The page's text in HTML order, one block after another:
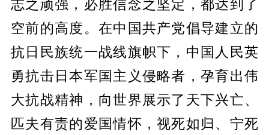
志之顽强，必胜信念之坚定，都达到了
空前的高度。在中国共产党倡导建立的
抗日民族统一战线旗帜下，中国人民英
勇抗击日本军国主义侵略者，孕育出伟
大抗战精神，向世界展示了天下兴亡、
匹夫有责的爱国情怀，视死如归、宁死